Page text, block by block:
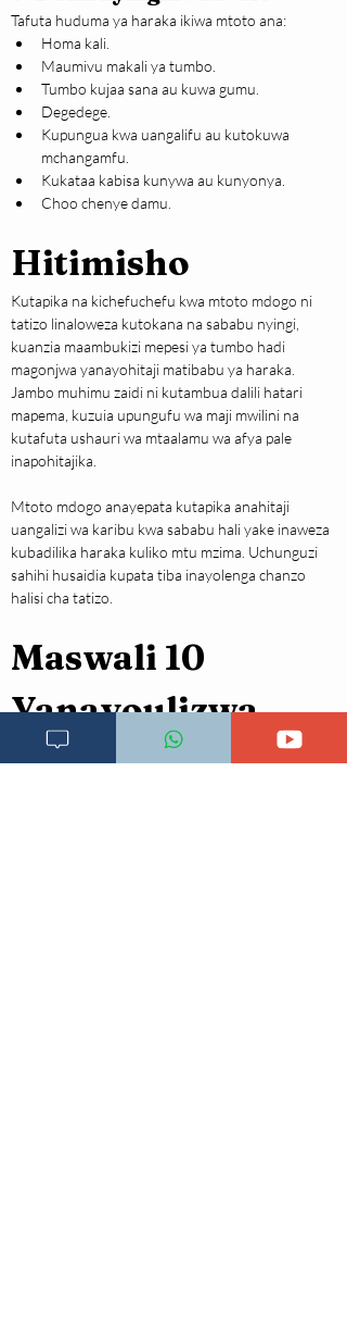
Tafuta huduma ya haraka ikiwa mtoto ana:
Homa kali.
Maumivu makali ya tumbo.
Tumbo kujaa sana au kuwa gumu.
Degedege.
Kupungua kwa uangalifu au kutokuwa
mchangamfu.
Kukataa kabisa kunywa au kunyonya.
Choo chenye damu.
Hitimisho
Kutapika na kichefuchefu kwa mtoto mdogo ni
tatizo linaloweza kutokana na sababu nyingi,
kuanzia maambukizi mepesi ya tumbo hadi
magonjwa yanayohitaji matibabu ya haraka.
Jambo muhimu zaidi ni kutambua dalili hatari
mapema, kuzuia upungufu wa maji mwilini na
kutafuta ushauri wa mtaalamu wa afya pale
inapohitajika.
Mtoto mdogo anayepata kutapika anahitaji
uangalizi wa karibu kwa sababu hali yake inaweza
kubadilika haraka kuliko mtu mzima. Uchunguzi
sahihi husaidia kupata tiba inayolenga chanzo
halisi cha tatizo.
Maswali 10
Yanayoulizwa
mara kwa mara